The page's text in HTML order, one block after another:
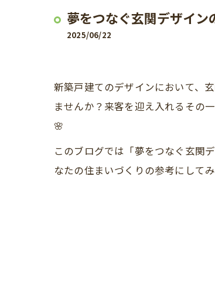
夢をつなぐ玄関デザイン
2025/06/22
新築戸建てのデザインにおいて、
ませんか？来客を迎え入れるその
🌸
このブログでは「夢をつなぐ玄関
なたの住まいづくりの参考にして